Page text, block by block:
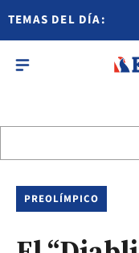
TEMAS DEL DÍA:
PREOLÍMPICO